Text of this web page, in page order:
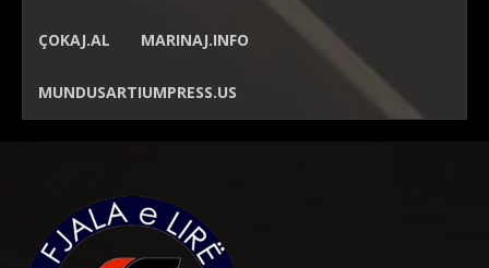
ÇOKAJ.AL MARINAJ.INFO
MUNDUSARTIUMPRESS.US